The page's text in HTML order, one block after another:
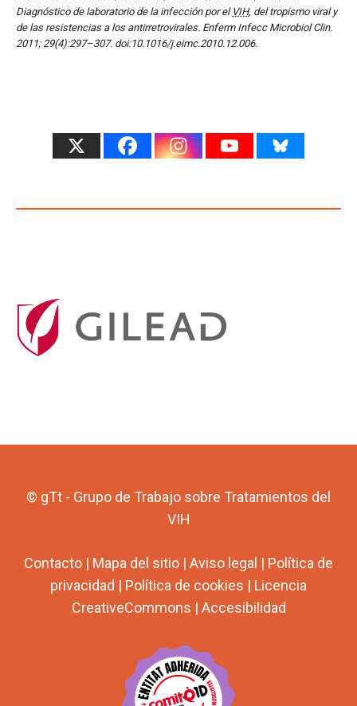
Diagnóstico de laboratorio de la infección por el VIH, del tropismo viral y
de las resistencias a los antirretrovirales. Enferm Infecc Microbiol Clin.
2011; 29(4):297–307. doi:10.1016/j.eimc.2010.12.006.
© gTt - Grupo de Trabajo sobre Tratamientos del
VIH
Contacto | Mapa del sitio | Aviso legal | Política de
privacidad | Política de cookies | Licencia
CreativeCommons | Accesibilidad